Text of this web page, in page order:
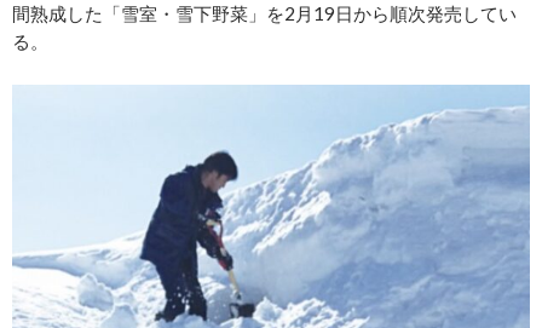
間熟成した「雪室・雪下野菜」を2月19日から順次発売してい
る。